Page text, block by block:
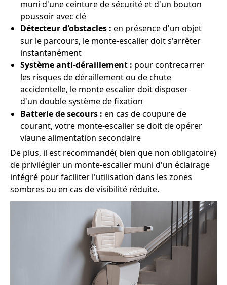
muni d'une ceinture de sécurité et d'un bouton
poussoir avec clé
Détecteur d'obstacles : en présence d'un objet
sur le parcours, le monte-escalier doit s'arrêter
instantanément
Système anti-déraillement : pour contrecarrer
les risques de déraillement ou de chute
accidentelle, le monte escalier doit disposer
d'un double système de fixation
Batterie de secours : en cas de coupure de
courant, votre monte-escalier se doit de opérer
viaune alimentation secondaire
De plus, il est recommandé( bien que non obligatoire)
de privilégier un monte-escalier muni d'un éclairage
intégré pour faciliter l'utilisation dans les zones
sombres ou en cas de visibilité réduite.